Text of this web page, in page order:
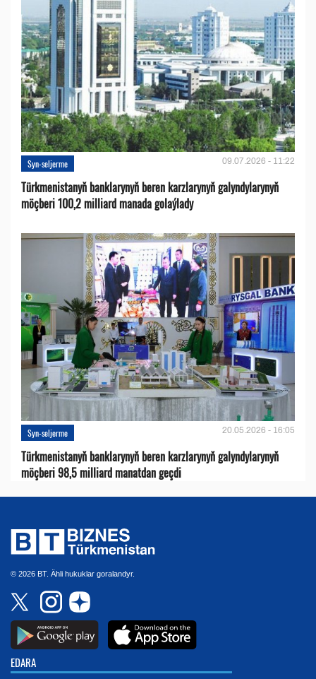
Syn-seljerme 09.07.2026 - 11:22
Türkmenistanyň banklarynyň beren karzlarynyň galyndylarynyň
möçberi 100,2 milliard manada golaýlady
Syn-seljerme 20.05.2026 - 16:05
Türkmenistanyň banklarynyň beren karzlarynyň galyndylarynyň
möçberi 98,5 milliard manatdan geçdi
© 2026 BT. Ähli hukuklar goralandyr.
EDARA